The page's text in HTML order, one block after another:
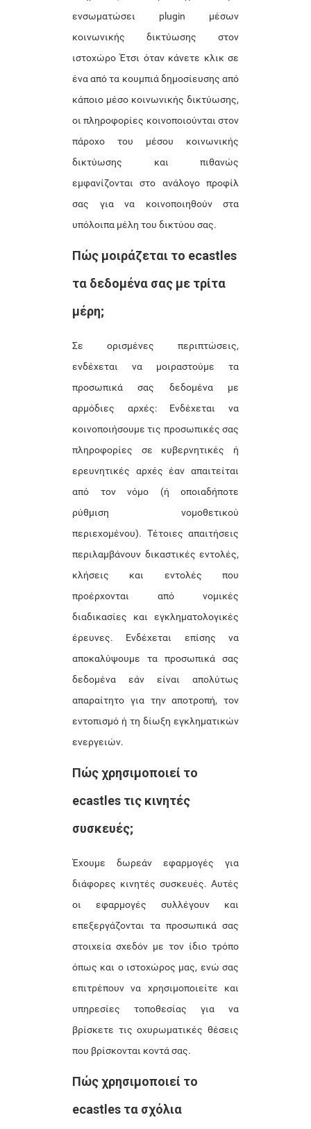
ενσωματώσει plugin μέσων
κοινωνικής δικτύωσης στον
ιστοχώρο Έτσι όταν κάνετε κλικ σε
ένα από τα κουμπιά δημοσίευσης από
κάποιο μέσο κοινωνικής δικτύωσης,
οι πληροφορίες κοινοποιούνται στον
πάροχο του μέσου κοινωνικής
δικτύωσης και πιθανώς
εμφανίζονται στο ανάλογο προφίλ
σας για να κοινοποιηθούν στα
υπόλοιπα μέλη του δικτύου σας.
Πώς μοιράζεται το ecastles
τα δεδομένα σας με τρίτα
μέρη;
Σε ορισμένες περιπτώσεις,
ενδέχεται να μοιραστούμε τα
προσωπικά σας δεδομένα με
αρμόδιες αρχές: Ενδέχεται να
κοινοποιήσουμε τις προσωπικές σας
πληροφορίες σε κυβερνητικές ή
ερευνητικές αρχές έαν απαιτείται
από τον νόμο (ή οποιαδήποτε
ρύθμιση νομοθετικού
περιεχομένου). Τέτοιες απαιτήσεις
περιλαμβάνουν δικαστικές εντολές,
κλήσεις και εντολές που
προέρχονται από νομικές
διαδικασίες και εγκληματολογικές
έρευνες. Ενδέχεται επίσης να
αποκαλύψουμε τα προσωπικά σας
δεδομένα εάν είναι απολύτως
απαραίτητο για την αποτροπή, τον
εντοπισμό ή τη δίωξη εγκληματικών
ενεργειών.
Πώς χρησιμοποιεί το
ecastles τις κινητές
συσκευές;
Έχουμε δωρεάν εφαρμογές για
διάφορες κινητές συσκευές. Αυτές
οι εφαρμογές συλλέγουν και
επεξεργάζονται τα προσωπικά σας
στοιχεία σχεδόν με τον ίδιο τρόπο
όπως και ο ιστοχώρος μας, ενώ σας
επιτρέπουν να χρησιμοποιείτε και
υπηρεσίες τοποθεσίας για να
βρίσκετε τις οχυρωματικές θέσεις
που βρίσκονται κοντά σας.
Πώς χρησιμοποιεί το
ecastles τα σχόλια